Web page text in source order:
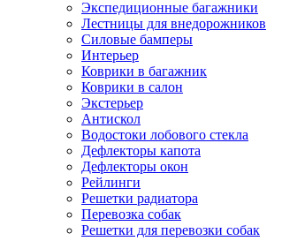
Экспедиционные багажники
Лестницы для внедорожников
Силовые бамперы
Интерьер
Коврики в багажник
Коврики в салон
Экстерьер
Антискол
Водостоки лобового стекла
Дефлекторы капота
Дефлекторы окон
Рейлинги
Решетки радиатора
Перевозка собак
Решетки для перевозки собак